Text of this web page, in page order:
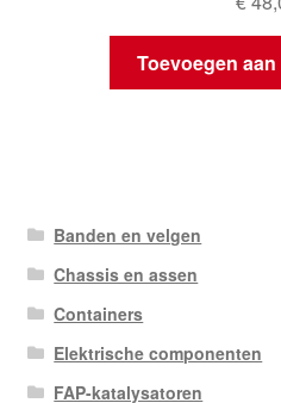
Toevoegen
Banden en velgen
Chassis en assen
Containers
Elektrische componenten
FAP-katalysatoren